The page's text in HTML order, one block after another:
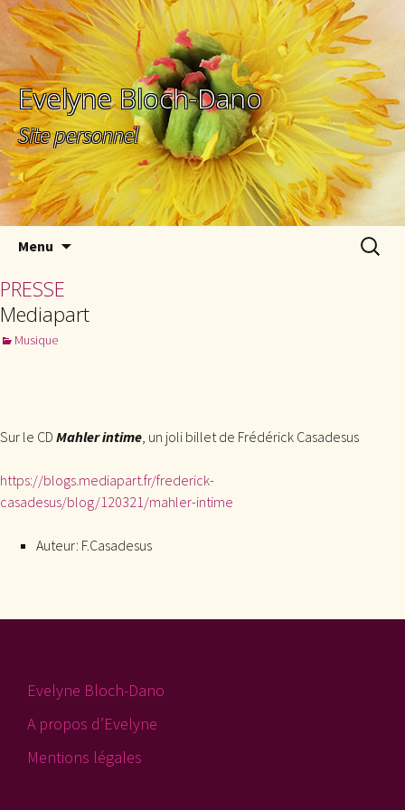
Evelyne Bloch-Dano
Site personnel
Menu
PRESSE
Mediapart
Musique
Sur le CD Mahler intime, un joli billet de Frédérick Casadesus
https://blogs.mediapart.fr/frederick-
casadesus/blog/120321/mahler-intime
Auteur: F.Casadesus
Evelyne Bloch-Dano
A propos d’Evelyne
Mentions légales